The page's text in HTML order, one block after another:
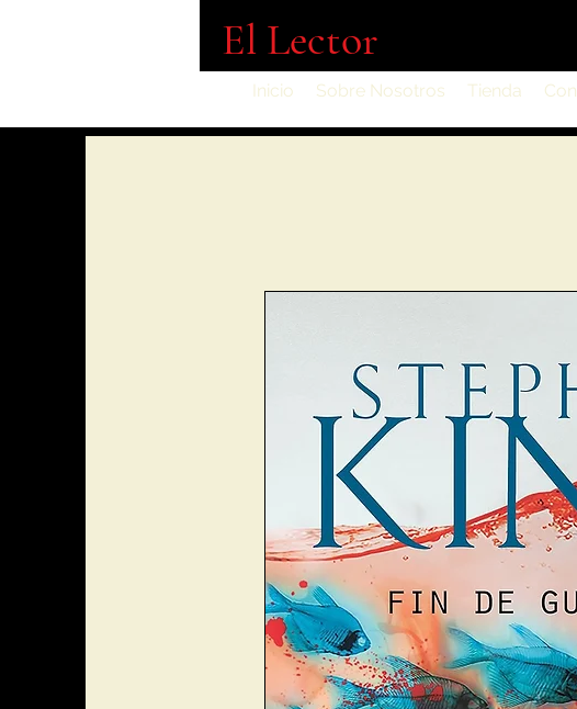
El Lector
Inicio Sobre Nosotros Tienda